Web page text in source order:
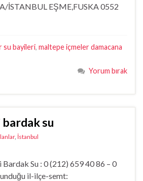
İSTANBUL EŞME,FUSKA 0552
su bayileri, maltepe içmeler damacana
Yorum bırak
su
, İstanbul
Su : 0 (212) 659 40 86 – 0
il-ilçe-semt: